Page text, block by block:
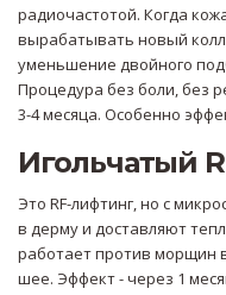
радиочастотой. Когда
вырабатывать новый
уменьшение двойного
Процедура без боли, без
3-4 месяца. Особенно
Игольчатый
Это RF-лифтинг, но с
в дерму и доставляют
работает против морщин
шее. Эффект - через 1